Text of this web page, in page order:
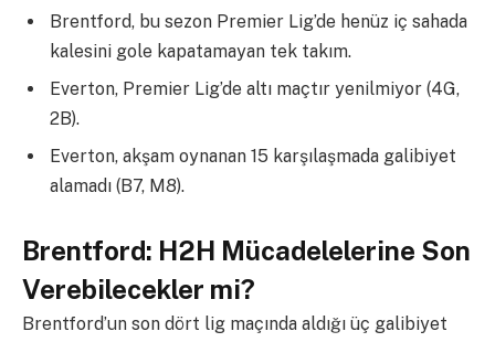
Brentford, bu sezon Premier Lig’de henüz iç sahada
kalesini gole kapatamayan tek takım.
Everton, Premier Lig’de altı maçtır yenilmiyor (4G,
2B).
Everton, akşam oynanan 15 karşılaşmada galibiyet
alamadı (B7, M8).
Brentford: H2H Mücadelelerine Son
Verebilecekler mi?
Brentford’un son dört lig maçında aldığı üç galibiyet